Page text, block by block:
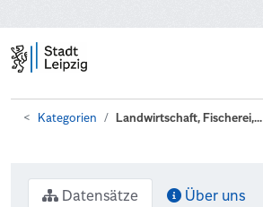
Kategorien Landwirtschaft, Fischerei,...
Datensätze Über uns